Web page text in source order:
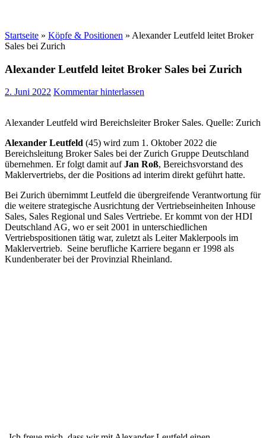
Startseite » Köpfe & Positionen » Alexander Leutfeld leitet Broker
Sales bei Zurich
Alexander Leutfeld leitet Broker Sales bei Zurich
2. Juni 2022 Kommentar hinterlassen
Alexander Leutfeld wird Bereichsleiter Broker Sales. Quelle: Zurich
Alexander Leutfeld (45) wird zum 1. Oktober 2022 die
Bereichsleitung Broker Sales bei der Zurich Gruppe Deutschland
übernehmen. Er folgt damit aufJan Roß, Bereichsvorstand des
Maklervertriebs, der die Positions ad interim direkt geführt hatte.
Bei Zurich übernimmt Leutfeld die übergreifende Verantwortung für
die weitere strategische Ausrichtung der Vertriebseinheiten Inhouse
Sales, Sales Regional und Sales Vertriebe. Er kommt von der HDI
Deutschland AG, wo er seit 2001 in unterschiedlichen
Vertriebspositionen tätig war, zuletzt als Leiter Maklerpools im
Maklervertrieb. Seine berufliche Karriere begann er 1998 als
Kundenberater bei der Provinzial Rheinland.